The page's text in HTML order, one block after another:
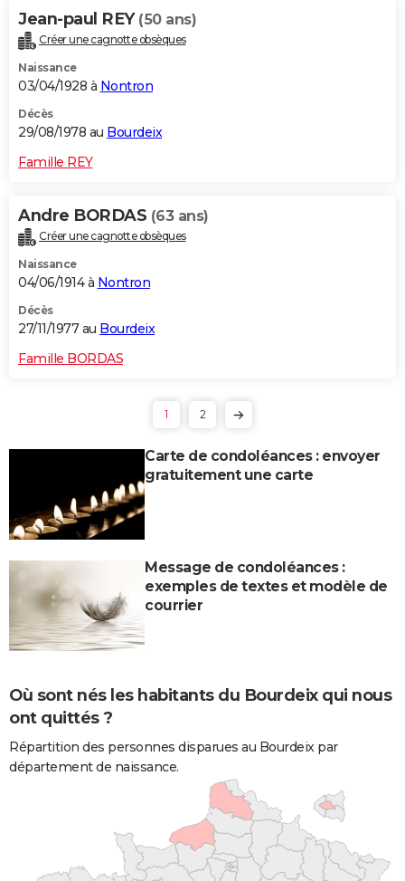
Jean-paul REY (50 ans)
Créer une cagnotte obsèques
Naissance
03/04/1928 à Nontron
Décès
29/08/1978 au Bourdeix
Famille REY
Andre BORDAS (63 ans)
Créer une cagnotte obsèques
Naissance
04/06/1914 à Nontron
Décès
27/11/1977 au Bourdeix
Famille BORDAS
1 2
Carte de condoléances : envoyer
gratuitement une carte
Message de condoléances :
exemples de textes et modèle de
courrier
Où sont nés les habitants du Bourdeix qui nous
ont quittés ?
Répartition des personnes disparues au Bourdeix par
département de naissance.